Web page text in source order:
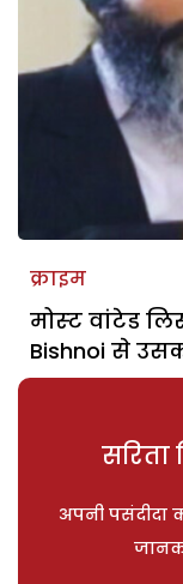
क्राइम
मोस्‍ट वांटेड
Bishnoi से
सरिता
अपनी पसंदीदा